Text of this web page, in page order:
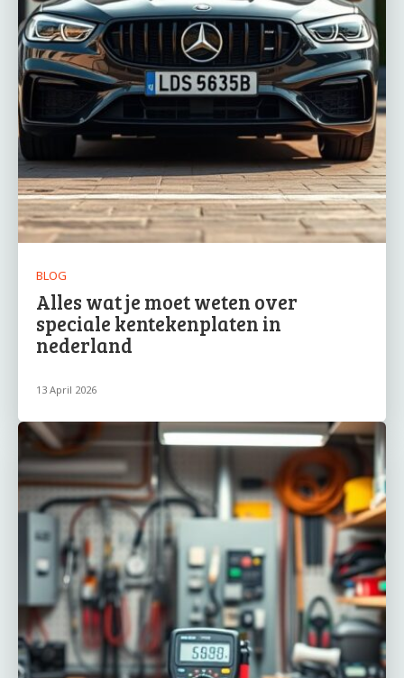
BLOG
Alles wat je moet weten over
speciale kentekenplaten in
nederland
13 April 2026